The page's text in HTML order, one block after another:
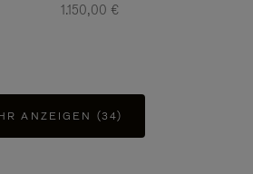
1.150,00 €
ANZEIGEN (34)